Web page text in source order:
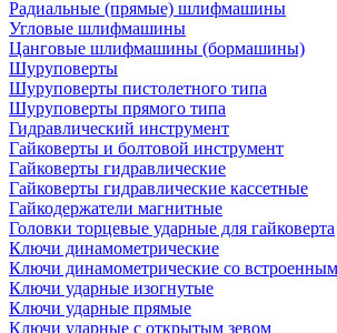
Радиальные (прямые) шлифмашины
Угловые шлифмашины
Цанговые шлифмашины (бормашины)
Шуруповерты
Шуруповерты пистолетного типа
Шуруповерты прямого типа
Гидравлический инструмент
Гайковерты и болтовой инструмент
Гайковерты гидравлические
Гайковерты гидравлические кассетные
Гайкодержатели магнитные
Головки торцевые ударные для гайковерта
Ключи динамометрические
Ключи динамометрические со
Ключи ударные изогнутые
Ключи ударные прямые
Ключи ударные с открытым зевом